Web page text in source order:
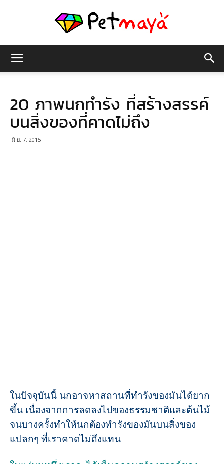
มายา
20 ภาพนกทำรัง ที่สร้างสรรค์
บนสิ่งของที่คาดไม่ถึง
มิ.ย. 7, 2015
ในปัจจุบันนี้ นกอาจหาสถานที่ทำรังของมันได้ยาก
ขึ้น เนื่องจากการลดลงไปของธรรมชาติและต้นไม้
จนบางครั้งทำให้นกต้องทำรังของมันบนสิ่งของ
แปลกๆ ที่เราคาดไม่ถึงแทน